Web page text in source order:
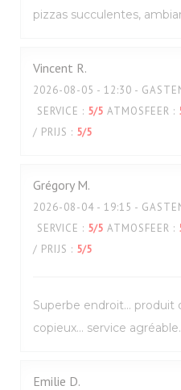
pizzas succulentes,
Vincent R
2026-08-05 - 12:30 -
SERVICE : 5/5 ATMOSFEER :
/ PRIJS : 5/5
Grégory M
2026-08-04 - 19:15 -
SERVICE : 5/5 ATMOSFEER :
/ PRIJS : 5/5
Superbe endroit… produit
copieux… service
Emilie D